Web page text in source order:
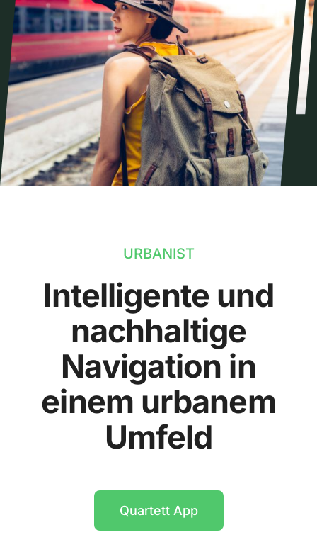
URBANIST
Intelligente und
nachhaltige
Navigation in
einem urbanem
Umfeld
Quartett App